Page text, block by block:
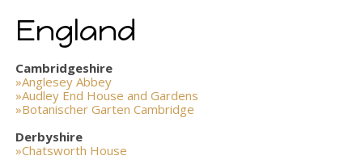
England
Cambridgeshire
»Anglesey Abbey
»Audley End House and Gardens
»Botanischer Garten Cambridge
Derbyshire
»Chatsworth House